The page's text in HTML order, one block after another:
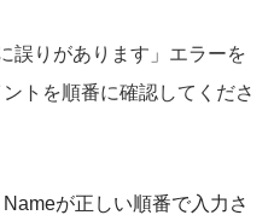
誤りがあります」エラーを
トを順番に確認してくださ
が正しい順番で入力さ